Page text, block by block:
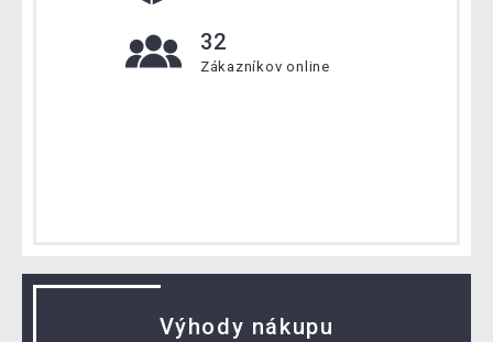
32
Zákazníkov online
Výhody nákupu